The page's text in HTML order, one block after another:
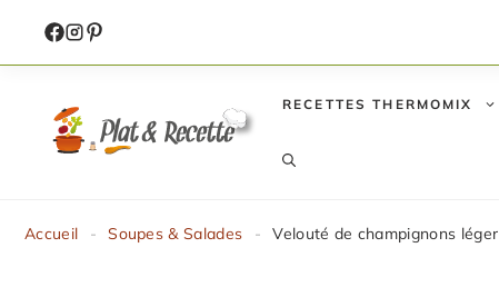
contenu
RECETTES THERMOMIX
Accueil - Soupes & Salades - Velouté de champignons léger